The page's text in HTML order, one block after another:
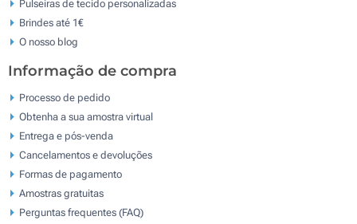
Pulseiras de tecido personalizadas
Brindes até 1€
O nosso blog
Informação de compra
Processo de pedido
Obtenha a sua amostra virtual
Entrega e pós-venda
Cancelamentos e devoluções
Formas de pagamento
Amostras gratuitas
Perguntas frequentes (FAQ)